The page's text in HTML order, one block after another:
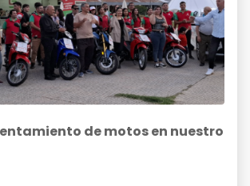
de motos en nuestro